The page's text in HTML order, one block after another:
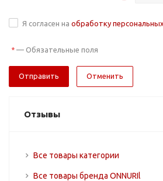
Я согласен на обработку
* — Обязательные поля
Отменить
Отзывы
Все товары категории
Все товары бренда ONNURIl